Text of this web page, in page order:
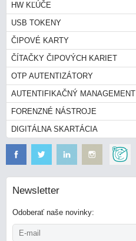
HW KĽÚČE
USB TOKENY
ČIPOVÉ KARTY
ČÍTAČKY ČIPOVÝCH KARIET
OTP AUTENTIZÁTORY
AUTENTIFIKAČNÝ MANAGEMENT
FORENZNÉ NÁSTROJE
DIGITÁLNA SKARTÁCIA
Newsletter
Odoberať naše novinky: